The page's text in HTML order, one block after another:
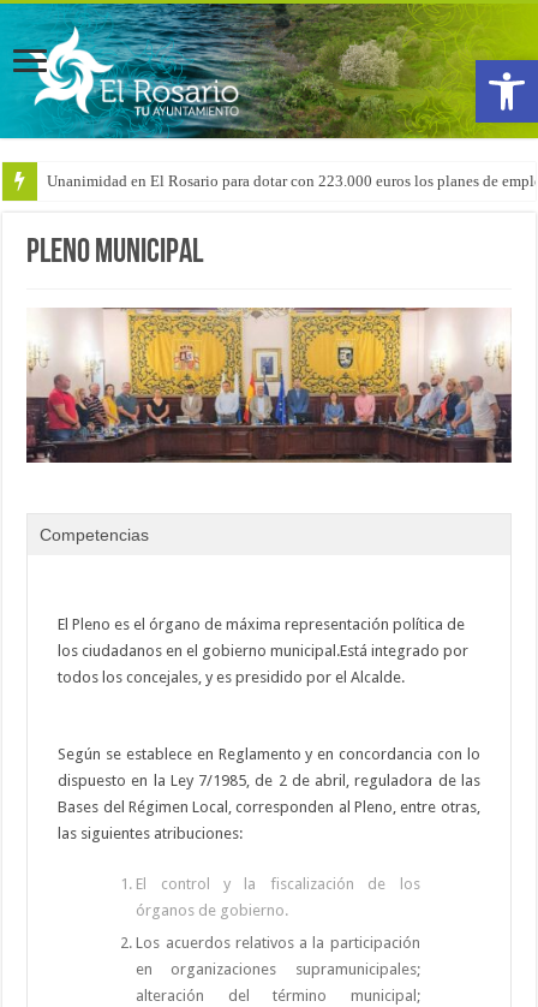
Unanimidad en El Rosario para dotar con 223.000 euros los planes de
Arranca la reforma del CEIP San Isidro con las demoliciones para la
Pleno Municipal
Competencias
El Pleno es el órgano de máxima representación política de
los ciudadanos en el gobierno municipal.Está integrado por
todos los concejales, y es presidido por el Alcalde.
Según se establece en Reglamento y en concordancia con lo
dispuesto en la Ley 7/1985, de 2 de abril, reguladora de las
Bases del Régimen Local, corresponden al Pleno, entre otras,
las siguientes atribuciones:
El control y la fiscalización de los
órganos de gobierno.
Los acuerdos relativos a la participación
en organizaciones supramunicipales;
alteración del término municipal;
Abrir